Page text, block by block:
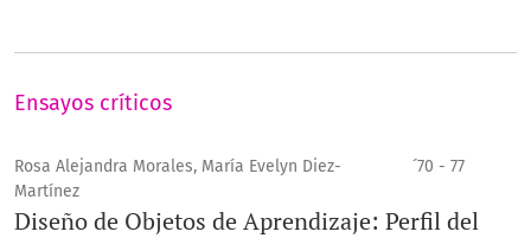
Ensayos críticos
Rosa Alejandra Morales, María Evelyn Diez-
Martínez
´70 - 77
Diseño de Objetos de Aprendizaje: Perfil del